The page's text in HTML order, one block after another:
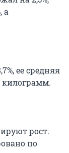
а
ее средняя
килограмм.
рост.
по